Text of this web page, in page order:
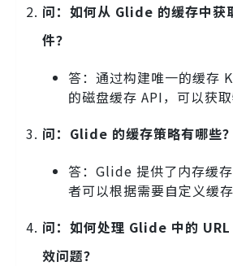
问：如何从 Glide 的缓存中获
件？
答：通过构建唯一的缓存
的磁盘缓存 API，可以获取
问：Glide 的缓存策略有哪些？
答：Glide 提供了内存缓
者可以根据需要自定义缓存
问：如何处理 Glide 中的
效问题？